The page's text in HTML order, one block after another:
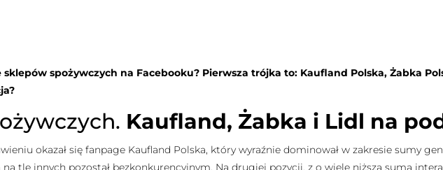
spożywczych na Facebooku? Pierwsza trójka to: Kaufland Polska, Żabka
Kaufland, Żabka i Lidl na
okazał się fanpage Kaufland Polska, który wyraźnie dominował w zakresie sumy
tle innych pozostał bezkonkurencyjnym. Na drugiej pozycji, z o wiele niższą sumą